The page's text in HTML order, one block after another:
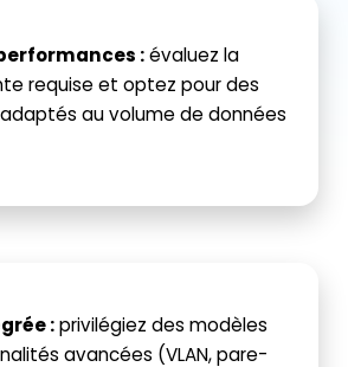
: évaluez la
requise et optez pour des
au volume de données
: privilégiez des modèles
avancées (VLAN, pare-